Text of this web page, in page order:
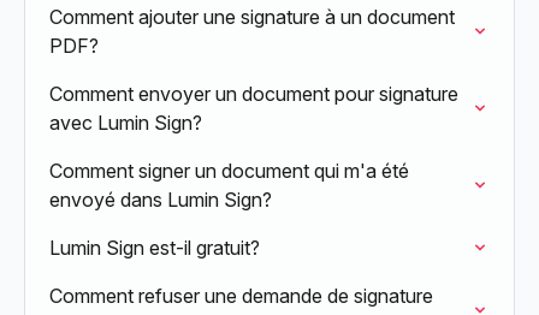
Comment ajouter une signature à un document
PDF?
Comment envoyer un document pour signature
avec Lumin Sign?
Comment signer un document qui m'a été
envoyé dans Lumin Sign?
Lumin Sign est-il gratuit?
Comment refuser une demande de signature